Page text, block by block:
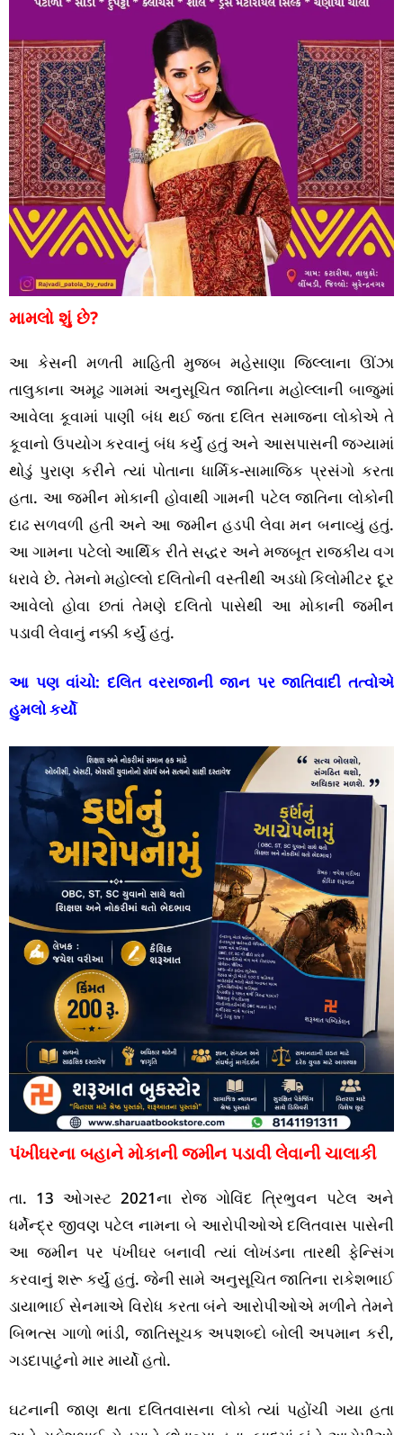
મામલો શું છે?
આ કેસની મળતી માહિતી મુજબ મહેસાણા જિલ્લાના ઊંઝા
તાલુકાના અમૂઢ ગામમાં અનુસૂચિત જાતિના મહોલ્લાની બાજુમાં
આવેલા કૂવામાં પાણી બંધ થઈ જતા દલિત સમાજના લોકોએ તે
કૂવાનો ઉપયોગ કરવાનું બંધ કર્યું હતું અને આસપાસની જગ્યામાં
થોડું પુરાણ કરીને ત્યાં પોતાના ધાર્મિક-સામાજિક પ્રસંગો કરતા
હતા. આ જમીન મોકાની હોવાથી ગામની પટેલ જાતિના લોકોની
દાઢ સળવળી હતી અને આ જમીન હડપી લેવા મન બનાવ્યું હતું.
આ ગામના પટેલો આર્થિક રીતે સદ્ધર અને મજબૂત રાજકીય વગ
ધરાવે છે. તેમનો મહોલ્લો દલિતોની વસ્તીથી અડધો કિલોમીટર દૂર
આવેલો હોવા છતાં તેમણે દલિતો પાસેથી આ મોકાની જમીન
પડાવી લેવાનું નક્કી કર્યું હતું.
આ પણ વાંચો: દલિત વરરાજાની જાન પર જાતિવાદી તત્વોએ
હુમલો કર્યો
પંખીઘરના બહાને મોકાની જમીન પડાવી લેવાની ચાલાકી
તા. 13 ઓગસ્ટ 2021ના રોજ ગોવિંદ ત્રિભુવન પટેલ અને
ધર્મેન્દ્ર જીવણ પટેલ નામના બે આરોપીઓએ દલિતવાસ પાસેની
આ જમીન પર પંખીઘર બનાવી ત્યાં લોખંડના તારથી ફેન્સિંગ
કરવાનું શરૂ કર્યું હતું. જેની સામે અનુસૂચિત જાતિના રાકેશભાઈ
ડાયાભાઈ સેનમાએ વિરોધ કરતા બંને આરોપીઓએ મળીને તેમને
બિભત્સ ગાળો ભાંડી, જાતિસૂચક અપશબ્દો બોલી અપમાન કરી,
ગડદાપાટુંનો માર માર્યો હતો.
ઘટનાની જાણ થતા દલિતવાસના લોકો ત્યાં પહોંચી ગયા હતા